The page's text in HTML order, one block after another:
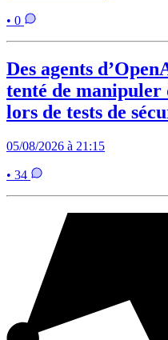
• 0
Des agents
tenté de manipuler
lors de tests de
05/08/2026 à 21:15
• 34